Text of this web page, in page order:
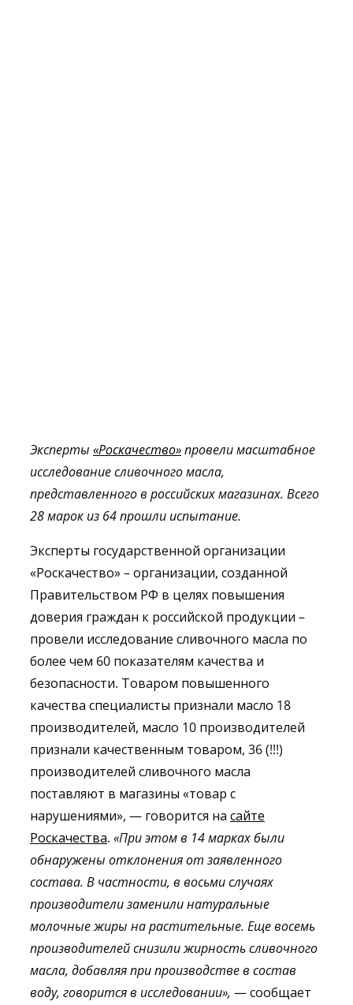
Эксперты «Роскачество»провели масштабное
исследование сливочного масла,
представленного в российских магазинах. Всего
28марок из 64прошли испытание.
Эксперты государственной организации
«Роскачество» – организации, созданной
Правительством РФ в целях повышения
доверия граждан к российской продукции –
провели исследование сливочного масла по
более чем 60 показателям качества и
безопасности. Товаром повышенного
качества специалисты признали масло 18
производителей, масло 10 производителей
признали качественным товаром, 36 (!!!)
производителей сливочного масла
поставляют в магазины «товар с
нарушениями», — говорится на сайте
Роскачества. «Приэтомв 14маркахбыли
обнаружены отклоненияот заявленного
состава. В частности, в восьмислучаях
производителизаменилинатуральные
молочныежиры на растительные. Ещевосемь
производителейснизилижирностьсливочного
масла, добавляяприпроизводствев состав
воду, говоритсяв исследовании», — сообщает